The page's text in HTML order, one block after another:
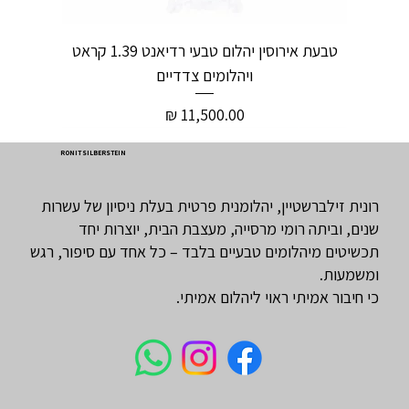
טבעת אירוסין יהלום טבעי רדיאנט 1.39 קראט
ויהלומים צדדיים
מחיר
RONIT SILBERSTEIN
רונית זילברשטיין, יהלומנית פרטית בעלת ניסיון של עשרות
שנים, וביתה רומי מרסייה, מעצבת הבית, יוצרות יחד
תכשיטים מיהלומים טבעיים בלבד – כל אחד עם סיפור, רגש
ומשמעות.
כי חיבור אמיתי ראוי ליהלום אמיתי.